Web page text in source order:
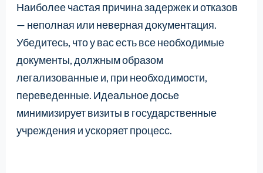
Наиболее частая причина задержек и отказов
— неполная или неверная документация.
Убедитесь, что у вас есть все необходимые
документы, должным образом
легализованные и, при необходимости,
переведенные. Идеальное досье
минимизирует визиты в государственные
учреждения и ускоряет процесс.